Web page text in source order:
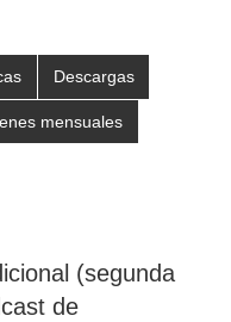
Descargas
mensuales
(segunda
de